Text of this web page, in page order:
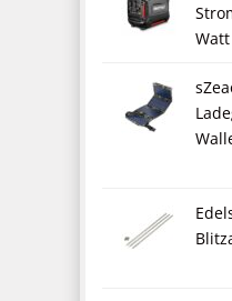
Watt